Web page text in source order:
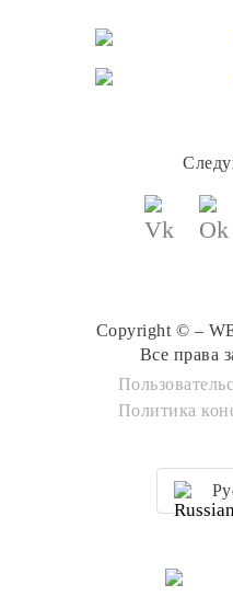
Copyright © –
Все права
Политика